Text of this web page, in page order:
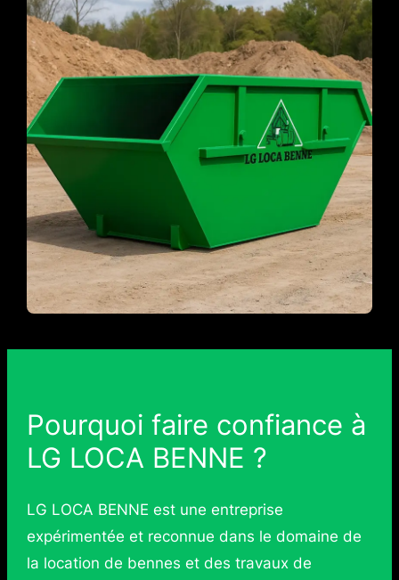
Pourquoi faire confiance à
LG LOCA BENNE ?
LG LOCA BENNE est une entreprise
expérimentée et reconnue dans le domaine de
la location de bennes et des travaux de